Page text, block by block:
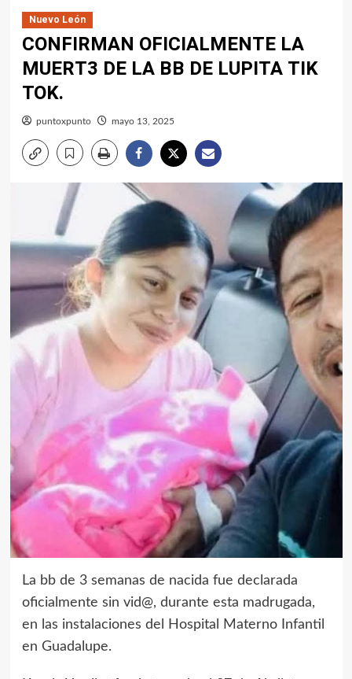
Nuevo León
CONFIRMAN OFICIALMENTE LA
MUERT3 DE LA BB DE LUPITA TIK
TOK.
puntoxpunto mayo 13, 2025
La bb de 3 semanas de nacida fue declarada
oficialmente sin vid@, durante esta madrugada,
en las instalaciones del Hospital Materno Infantil
en Guadalupe.